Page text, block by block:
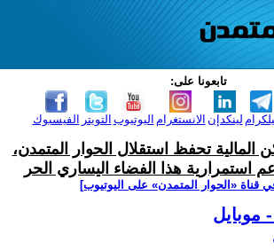
تابعونا على:
الفيسبوك التويتر اليوتيوب الانستغرام لينكدإن
المالية تحفظ استقلال الحوار المتمدن،
استمرارية هذا الفضاء اليساري الحر
قناة ‫«الحوار المتمدن» على اليوتيوب]
موبايل